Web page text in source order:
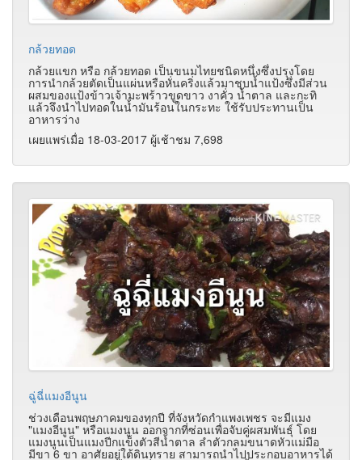
กล้วยทอด
กล้วยแขก หรือ กล้วยทอด เป็นขนมไทยชนิดหนึ่งซึ่งปรุงโดย
การนำกล้วยตัดเป็นแผ่นหรือหั่นคริ่งแล้วมาชุบน้ำแป้งซึ่งมีส่วน
ผสมของแป้งข้าวเจ้ามะพร้าวขูดขาว งาคั่ว น้ำตาล และกะทิ
แล้วจึงนำไปทอดในน้ำมันร้อนในกระทะ ใช้รับประทานเป็น
อาหารว่าง
เผยแพร่เมื่อ 18-03-2017 ผู้เช้าชม 7,698
ฉู่ฉี่แมงอีนูน
ช่วงเดือนพฤษภาคมของทุกปี ที่จังหวัดกำแพงเพชร จะมีแมง
"แมงอีนูน" หรือแมงนูน ออกจากที่ซ่อนเพื่อจับคู่ผสมพันธุ์ โดย
แมงนูนเป็นแมงปีกแข็งตัวสีน้ำตาล ลำตัวกลมขนาดหัวแม่มือ
มีขา 6 ขา อาศัยอยู่ใต้ดินทราย สามารถนำไปประกอบอาหารได้